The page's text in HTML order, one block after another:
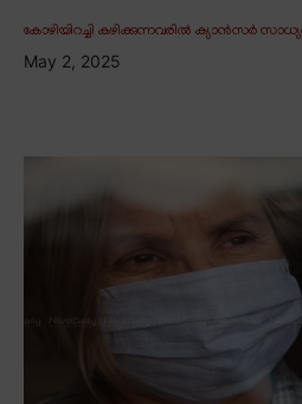
കോഴിയിറച്ചി കഴിക്കുന്നവരിൽ ക്യാൻസർ
May 2, 2025